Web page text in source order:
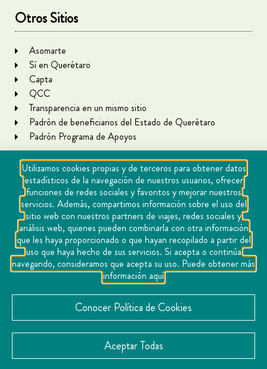
Otros Sitios
Asomarte
Sí en Querétaro
Capta
QCC
Transparencia en un mismo sitio
Padrón de beneficiarios del Estado de Querétaro
Padrón Programa de Apoyos
Copyright Querétaro Travel 2021 | v 1.1
Cookies
Aviso de privacidad
Directorio
Contacto
Utilizamos cookies propias y de terceros para obtener datos
estadísticos de la navegación de nuestros usuarios, ofrecer
funciones de redes sociales y favoritos y mejorar nuestros
servicios. Además, compartimos información sobre el uso del
sitio web con nuestros partners de viajes, redes sociales y
análisis web, quienes pueden combinarla con otra información
que les haya proporcionado o que hayan recopilado a partir del
uso que haya hecho de sus servicios. Si acepta o continúa
navegando, consideramos que acepta su uso. Puede obtener más
información aquí
Conocer Política de Cookies
Aceptar Todas